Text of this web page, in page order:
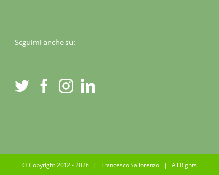
Seguimi anche su:
© Copyright 2012 -2026 | Francesco Sallorenzo | All Rights